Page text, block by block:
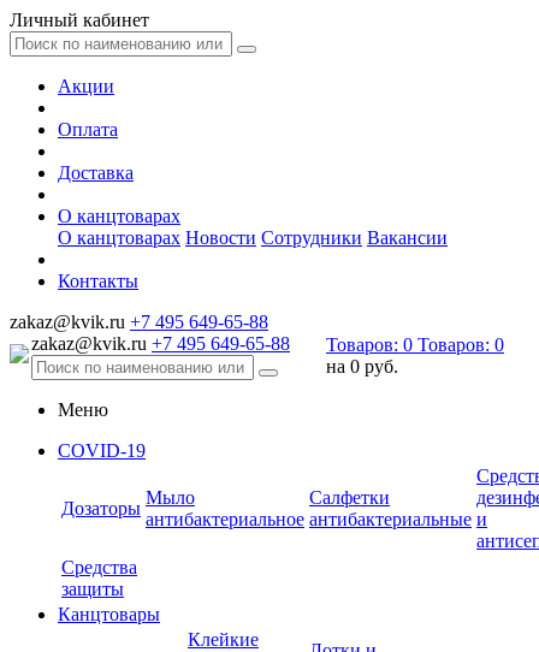
Личный кабинет
Акции
Оплата
Доставка
О канцтоварах
О канцтоварах Новости Сотрудники Вакансии
Контакты
zakaz@kvik.ru +7 495 649-65-88
zakaz@kvik.ru +7 495 649-65-88 Товаров: 0 Товаров: 0
на 0 руб.
Меню
COVID-19
Дозаторы
Мыло
антибактериальное
Салфетки
антибактериальные и
Средства
защиты
Канцтовары
Клейкие